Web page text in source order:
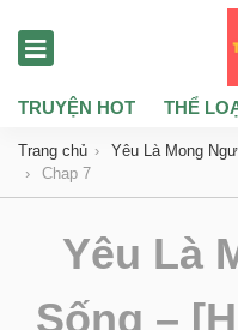
TRUYỆN HOT THỂ
Trang chủ
Yêu Là Mong
Chap 7
Yêu Là
Sống –